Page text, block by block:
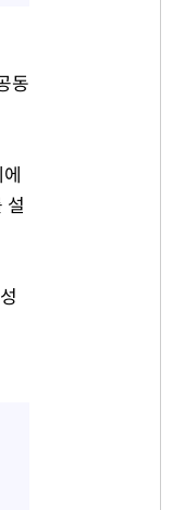
동
설